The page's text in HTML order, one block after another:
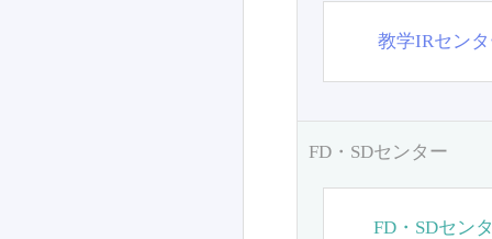
教学IRセン
FD・SDセンター
FD・SDセン